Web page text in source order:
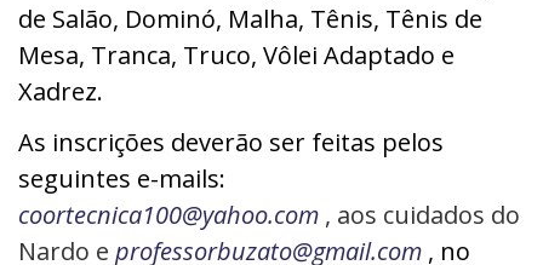
de Salão, Dominó, Malha, Tênis, Tênis de
Mesa, Tranca, Truco, Vôlei Adaptado e
Xadrez.
As inscrições deverão ser feitas pelos
seguintes e-mails:
coortecnica100@yahoo.com , aos cuidados do
Nardo e professorbuzato@gmail.com , no